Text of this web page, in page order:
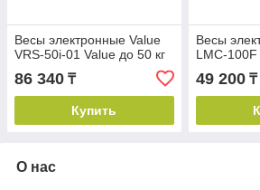
Весы электронные Value
VRS-50i-01 Value до 50 кг
86 340 ₸
Купить
Весы
LMC-100F
49 200₸
О нас